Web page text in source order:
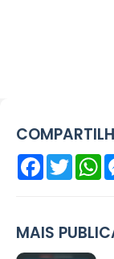
Facebook
Twitter
MAIS